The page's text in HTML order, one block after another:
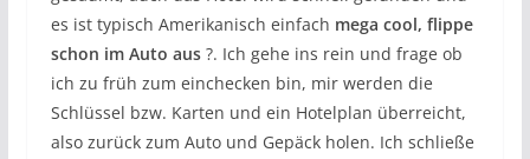
es ist typisch Amerikanisch einfach mega cool, flippe
schon im Auto aus?. Ich gehe ins rein und frage ob
ich zu früh zum einchecken bin, mir werden die
Schlüssel bzw. Karten und ein Hotelplan überreicht,
also zurück zum Auto und Gepäck holen. Ich schließe